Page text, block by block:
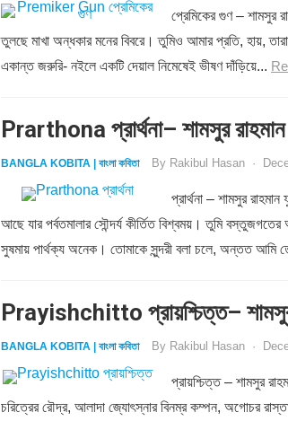
প্রেমিকের গুণ – শামসুর
তুলছে মাখা অন্ধকার মনের বিবরে। তুমিও আমার প্রতি, হায়,
একান্ত জরুরি- নইলে একটি দেয়াল নিমেষেই ভীষণ দাঁড়িয়ে...
Prarthona প্রার্থনা– শামসুর
BANGLA KOBITA | বাংলা কবিতা By Rakibul Hasan ·
প্রার্থনা – শামসুর
আছে যার পর্বতমালার সৌন্দর্য কীর্তিত বিশ্বময়। তুমি
সুষমায় পার্থক্য অনেক। তোমাকে সুন্দরী বলা চলে, অন্তত আমি
Prayishchitto প্রায়শ্চিত্ত–
BANGLA KOBITA | বাংলা কবিতা By Rakibul Hasan ·
প্রায়শ্চিত্ত – শামসুর
চরিত্রের রৌদ্র, আলাদা জ্যোৎস্নার বিনম্র কম্পন, অগোচর